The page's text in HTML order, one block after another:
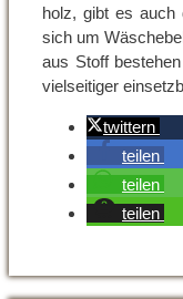
holz, gibt es auch
sich um
aus Stoff
vielseitiger
twittern
teilen
teilen
teilen